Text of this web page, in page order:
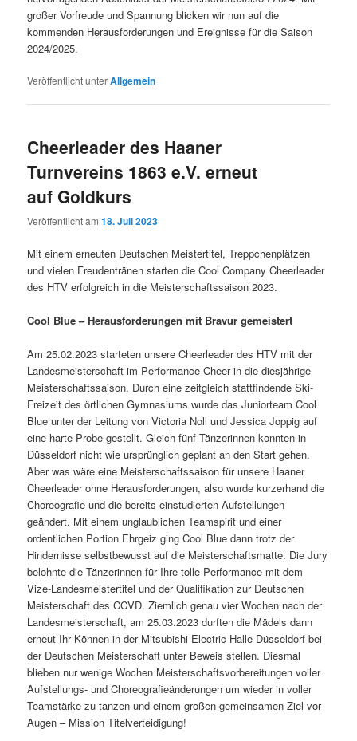
großer Vorfreude und Spannung blicken wir nun auf die
kommenden Herausforderungen und Ereignisse für die Saison
2024/2025.
Veröffentlicht unterAllgemein
Cheerleader des Haaner
Turnvereins 1863 e.V. erneut
auf Goldkurs
Veröffentlicht am18. Juli 2023
Mit einem erneuten Deutschen Meistertitel, Treppchenplätzen
und vielen Freudentränen starten die Cool Company Cheerleader
des HTV erfolgreich in die Meisterschaftssaison 2023.
Cool Blue – Herausforderungen mit Bravur gemeistert
Am 25.02.2023 starteten unsere Cheerleader des HTV mit der
Landesmeisterschaft im Performance Cheer in die diesjährige
Meisterschaftssaison. Durch eine zeitgleich stattfindende Ski-
Freizeit des örtlichen Gymnasiums wurde das Juniorteam Cool
Blue unter der Leitung von Victoria Noll und Jessica Joppig auf
eine harte Probe gestellt. Gleich fünf Tänzerinnen konnten in
Düsseldorf nicht wie ursprünglich geplant an den Start gehen.
Aber was wäre eine Meisterschaftssaison für unsere Haaner
Cheerleader ohne Herausforderungen, also wurde kurzerhand die
Choreografie und die bereits einstudierten Aufstellungen
geändert. Mit einem unglaublichen Teamspirit und einer
ordentlichen Portion Ehrgeiz ging Cool Blue dann trotz der
Hindernisse selbstbewusst auf die Meisterschaftsmatte. Die Jury
belohnte die Tänzerinnen für Ihre tolle Performance mit dem
Vize-Landesmeistertitel und der Qualifikation zur Deutschen
Meisterschaft des CCVD. Ziemlich genau vier Wochen nach der
Landesmeisterschaft, am 25.03.2023 durften die Mädels dann
erneut Ihr Können in der Mitsubishi Electric Halle Düsseldorf bei
der Deutschen Meisterschaft unter Beweis stellen. Diesmal
blieben nur wenige Wochen Meisterschaftsvorbereitungen voller
Aufstellungs- und Choreografieänderungen um wieder in voller
Teamstärke zu tanzen und einem großen gemeinsamen Ziel vor
Augen – Mission Titelverteidigung!